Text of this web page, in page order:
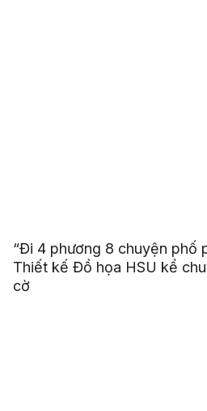
“Đi 4 phương 8 chuyện phố
Thiết kế Đồ họa HSU kể
cờ